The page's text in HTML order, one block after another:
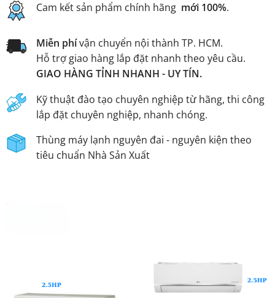
Cam kết sản phẩm chính hãng mới 100%.
Miễn phívận chuyển nội thành TP. HCM.
Hỗ trợ giao hàng lắp đặt nhanh theo yêu cầu.
GIAO HÀNG TỈNH NHANH - UY TÍN.
Kỹ thuật đào tạo chuyên nghiệp từ hãng, thi công
lắp đặt chuyên nghiệp, nhanh chóng.
Thùng máy lạnh nguyên đai - nguyên kiện theo
tiêu chuẩn Nhà Sản Xuất